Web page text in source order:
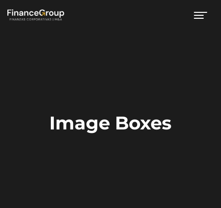
Image Boxes